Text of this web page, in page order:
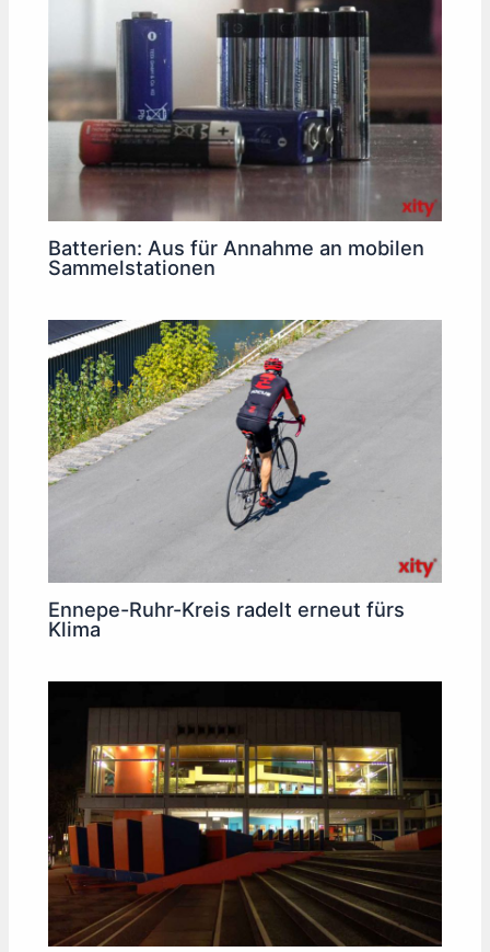
Batterien: Aus für Annahme an mobilen
Sammelstationen
Ennepe-Ruhr-Kreis radelt erneut fürs
Klima